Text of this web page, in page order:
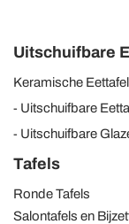
Uitschuifbare
Keramische
Uitschuifbare
Uitschuifbare
Tafels
Ronde Tafels
Salontafels en